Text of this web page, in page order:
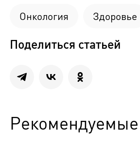
Онкология Здоровье
Поделиться статьей
Рекомендуемые